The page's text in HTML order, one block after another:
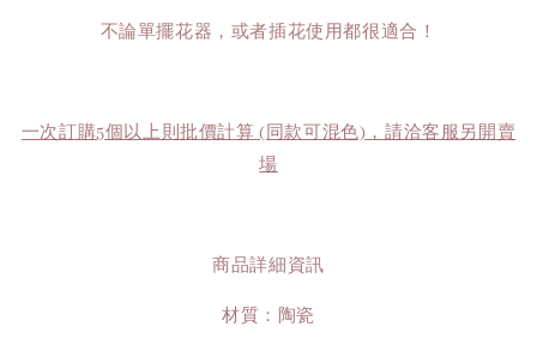
不論單擺花器，或者插花使用都很適合！
一次訂購5個以上則批價計算 (同款可混色)，請洽客服另開賣
場
商品詳細資訊
材質：陶瓷